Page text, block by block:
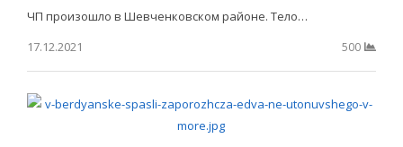
ЧП произошло в Шевченковс ком районе. Тело…
17.12.2021
500